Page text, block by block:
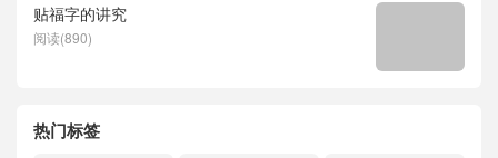
贴福字的讲究
阅读(890)
热门标签